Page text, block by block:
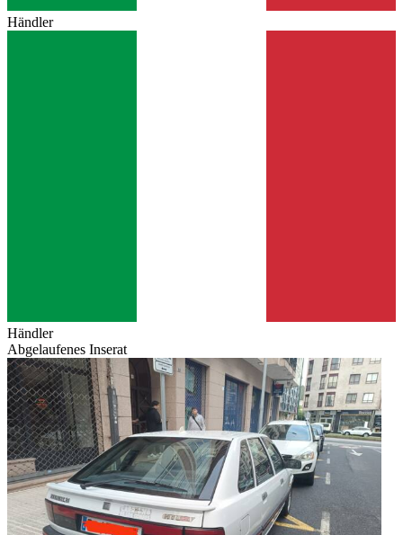
Händler
Händler
Abgelaufenes Inserat